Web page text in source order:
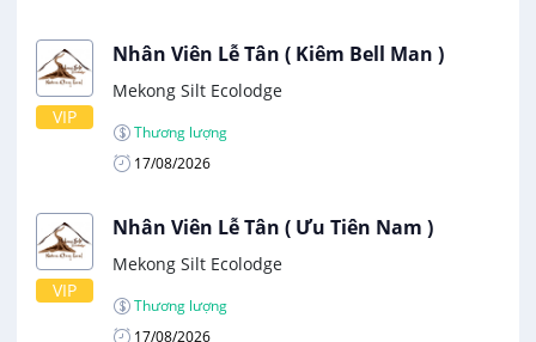
VIP
Nhân Viên Lễ Tân ( Kiêm Bell Man )
Mekong Silt Ecolodge
Thương lượng
17/08/2026
VIP
Nhân Viên Lễ Tân ( Ưu Tiên Nam )
Mekong Silt Ecolodge
Thương lượng
17/08/2026